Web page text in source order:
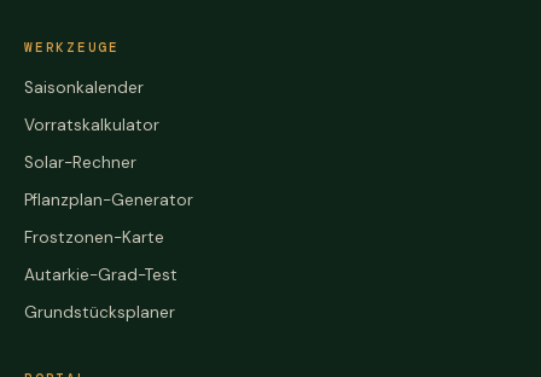
WERKZEUGE
Saisonkalender
Vorratskalkulator
Solar-Rechner
Pflanzplan-Generator
Frostzonen-Karte
Autarkie-Grad-Test
Grundstücksplaner